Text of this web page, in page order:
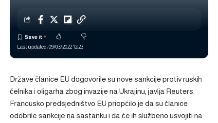
Last updated: 09/03/2022 12:23
Države članice EU dogovorile su nove sankcije protiv ruskih
čelnika i oligarha zbog invazije na Ukrajinu, javlja Reuters.
Francusko predsjedništvo EU priopćilo je da su članice
odobrile sankcije na sastanku i da će ih službeno usvojiti na